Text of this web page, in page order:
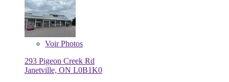
VoirPhotos
293 Pigeon Creek Rd
Janetville, ON L0B1K0